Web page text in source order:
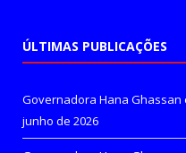
ÚLTIMAS PUBLICAÇÕES
Governadora Hana Ghassan
junho de 2026